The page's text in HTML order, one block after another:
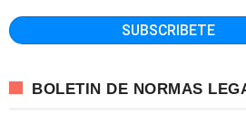
BOLETIN DE NORMAS